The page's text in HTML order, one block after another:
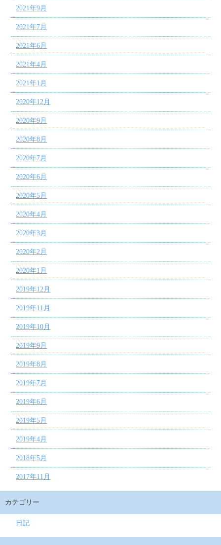
2021年9月
2021年7月
2021年6月
2021年4月
2021年1月
2020年12月
2020年9月
2020年8月
2020年7月
2020年6月
2020年5月
2020年4月
2020年3月
2020年2月
2020年1月
2019年12月
2019年11月
2019年10月
2019年9月
2019年8月
2019年7月
2019年6月
2019年5月
2019年4月
2018年5月
2017年11月
カテゴリー
日記